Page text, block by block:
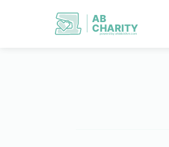
AB
CHARITY
powerd by ahblicklive.com